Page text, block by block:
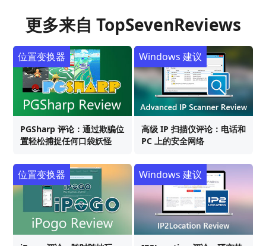
更多来自 TopSevenReviews
PGSharp 评论：通过欺骗位
置轻松捕捉任何口袋妖怪
位置变换器
高级 IP 扫描仪评论：电话和
PC 上的安全网络
Windows 建议
位置变换器 Windows 建议